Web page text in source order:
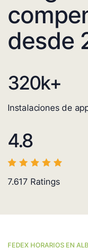
desde
320k+
Instalaciones de
4.8
7.617 Ratings
FEDEX HORARIOS EN